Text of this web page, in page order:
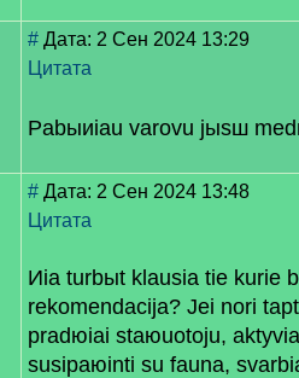
# Дата: 2 Сен 2024 13:29
Цитата
Pabыиiau varovu jыsш
# Дата: 2 Сен 2024 13:48
Цитата
Иia turbыt klausia tie kurie
rekomendacija? Jei nori
pradюiai staюuotoju,
susipaюinti su fauna,